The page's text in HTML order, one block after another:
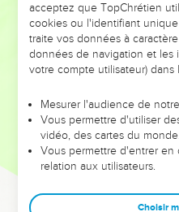
DE
ET SI LEURS ERREURS
leur foi ou leur vision. Mais on
et les saisons difficiles qu'ils
sont elles qui
Dans cette conférence,
clés pour avancer avec plus
acceptez que TopChrétien
cookies ou l'identifiant
traite vos données à
données de navigation et les
votre compte utilisateur) dans
Mesurer l'audience de
Vous permettre d'utiliser
vidéo, des cartes du
Vous permettre d'entrer
relation aux utilisateurs.
Choisir